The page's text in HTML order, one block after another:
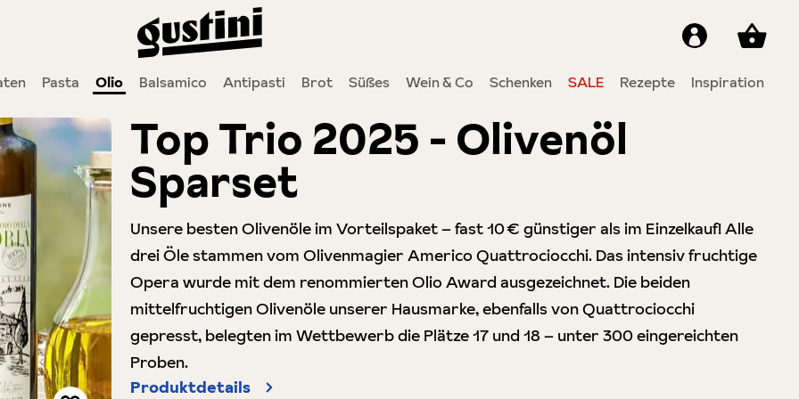
Pasta Olio Balsamico Antipasti Brot Süßes Wein & Co Schenken SALE Rezepte Inspiration
Top Trio 2025 - Olivenöl
Sparset
Unsere besten Olivenöle im Vorteilspaket – fast 10 € günstiger als im Einzelkauf! Alle
drei Öle stammen vom Olivenmagier Americo Quattrociocchi. Das intensiv fruchtige
Opera wurde mit dem renommierten Olio Award ausgezeichnet. Die beiden
mittelfruchtigen Olivenöle unserer Hausmarke, ebenfalls von Quattrociocchi
gepresst, belegten im Wettbewerb die Plätze 17 und 18 – unter 300 eingereichten
Proben.
Produktdetails